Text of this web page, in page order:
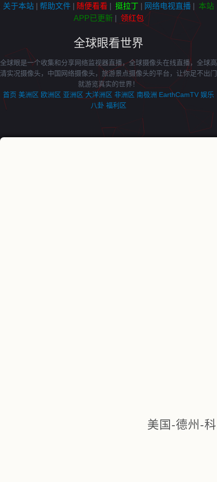
关于本站 帮助文件 随便看看 挺拉丁 网络电视直播
本站
APP已更新| 领红包
全球眼看世界
全球眼是一个收集和分享网络监视器直播，全球摄像头在线直播，全球高
清实况摄像头，中国网络摄像头，旅游景点摄像头的平台，让你足不出门
就游览真实的世界！
首页 美洲区 欧洲区 亚洲区 大洋洲区 非洲区 南极洲 EarthCamTV 娱乐
八卦 福利区
美国-德州-